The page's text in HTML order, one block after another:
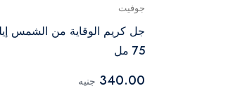
جوفيت
75 مل
340.00 جنيه